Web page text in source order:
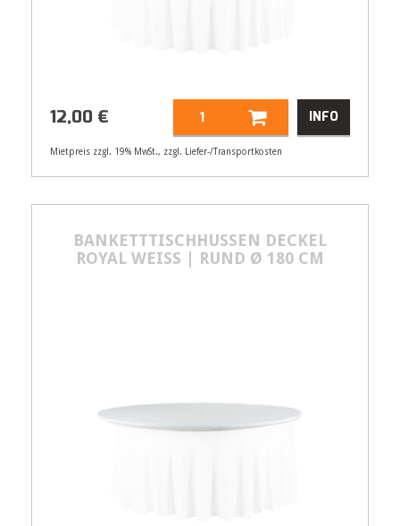
Artikelnummer
21492
12,00 €
12,00 € INFO
Mietpreis zzgl. 19% MwSt., zzgl. Liefer-/Transportkosten
BANKETTTISCHHUSSEN DECKEL
ROYAL WEISS | RUND Ø 180 CM